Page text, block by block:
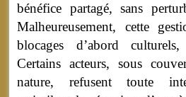
bénéfice partagé, sans
Malheureusement, cette
blocages d’abord
Certains acteurs, sous
nature, refusent toute